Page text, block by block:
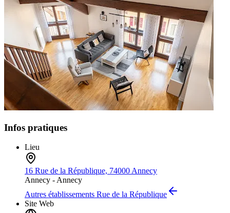
Infos pratiques
Lieu
16 Rue de la République, 74000 Annecy
Annecy - Annecy
Autres établissements Rue de la République
Site Web